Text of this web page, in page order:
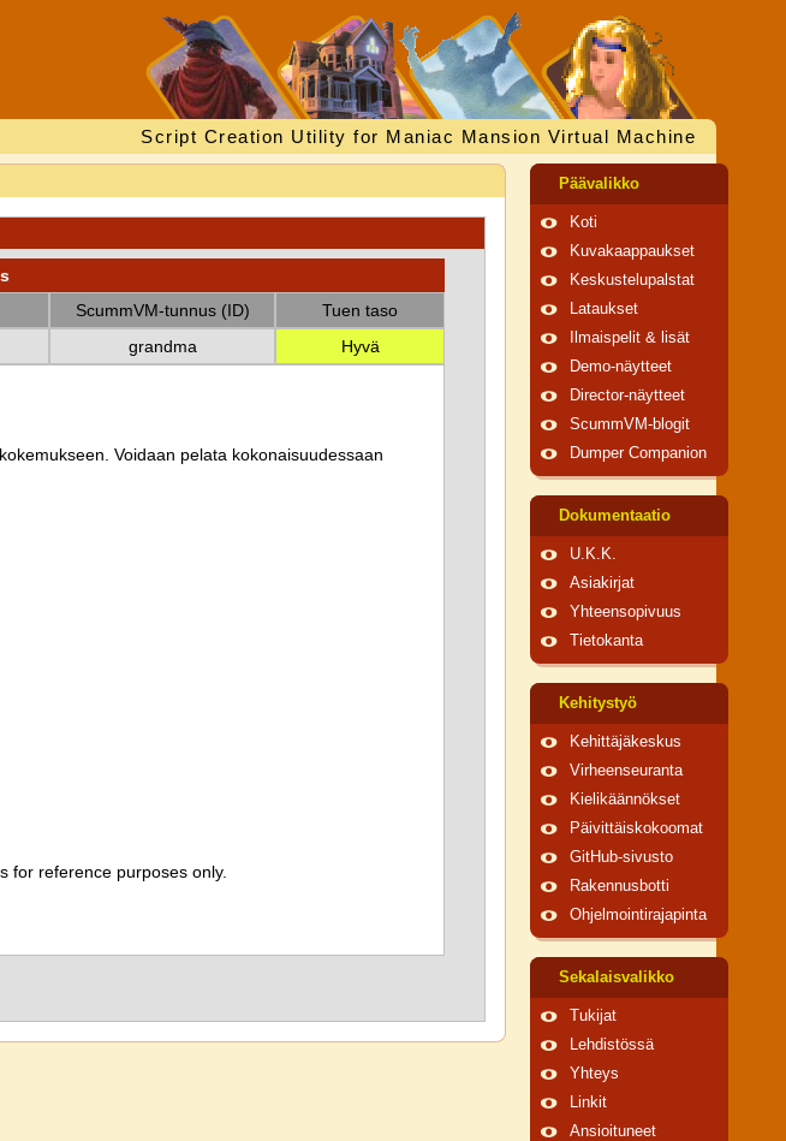
Script Creation Utility for Maniac Mansion Virtual Machine
ScummVM-tunnus (ID)
Tuen taso
grandma Hyvä
Voidaan pelata kokonaisuudessaan
for reference purposes only.
Päävalikko
Koti
Kuvakaappaukset
Keskustelupalstat
Lataukset
Ilmaispelit & lisät
Demo-näytteet
Director-näytteet
ScummVM-blogit
Dumper Companion
Dokumentaatio
U.K.K.
Asiakirjat
Yhteensopivuus
Tietokanta
Kehitystyö
Kehittäjäkeskus
Virheenseuranta
Kielikäännökset
Päivittäiskokoomat
GitHub-sivusto
Rakennusbotti
Ohjelmointirajapinta
Sekalaisvalikko
Tukijat
Lehdistössä
Yhteys
Linkit
Ansioituneet